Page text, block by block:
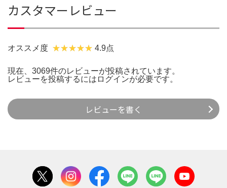
カスタマーレビュー
オススメ度 4.9点
現在、3069件のレビューが投稿されています。
レビューを投稿するには ログインが必要です。
レビューを書く